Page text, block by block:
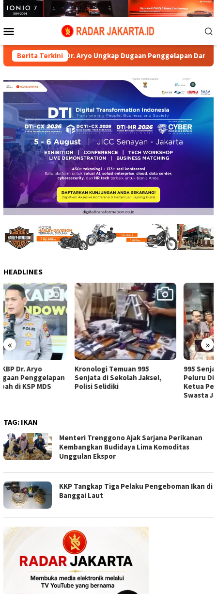
Loncat
ke
Mobile
Berita Terkini
AKBP Dr. Aryo Ungkap Dugaan Penggelapan Dana Nasabah di
HEADLINES
« »
Kronologi Temuan 995
Senjata di Sekolah Jaksel,
Polisi Selidiki
995 Senjata dan Ribuan
Peluru Ditemukan di Ruang
Ketua Pengurus Sekolah
TAG: IKAN
Menteri Trenggono Ajak Sarjana Perikanan
Kembangkan Budidaya Lima Komoditas
Unggulan Ekspor
KKP Tangkap Tiga Pelaku Pengeboman Ikan di
Banggai Laut